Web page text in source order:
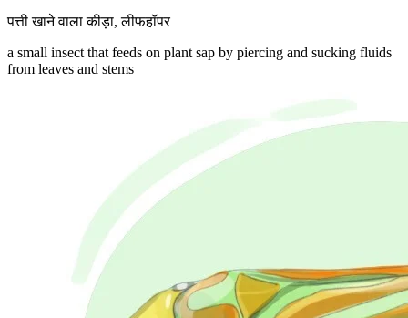
पत्ती खाने वाला कीड़ा,लीफहॉपर
a small insect that feeds on plant sap by piercing and sucking fluids
from leaves and stems